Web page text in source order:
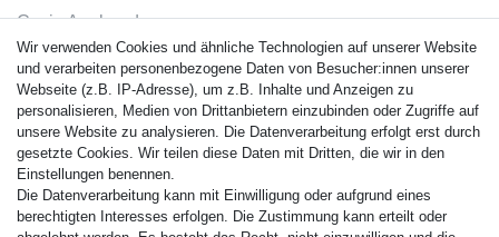
Casio Armband
Festina Armband
Citizen Armband
M. Lacroix Armband
J. Lemans Armband
Uhrenarmbänder - Alle
Sicherheit
Wir verwenden Cookies und ähnliche Technologien auf unserer Website
und verarbeiten personenbezogene Daten von Besucher:innen unserer
Webseite (z.B. IP-Adresse), um z.B. Inhalte und Anzeigen zu
personalisieren, Medien von Drittanbietern einzubinden oder Zugriffe auf
unsere Website zu analysieren. Die Datenverarbeitung erfolgt erst durch
gesetzte Cookies. Wir teilen diese Daten mit Dritten, die wir in den
Einstellungen benennen.
Die Datenverarbeitung kann mit Einwilligung oder aufgrund eines
berechtigten Interesses erfolgen. Die Zustimmung kann erteilt oder